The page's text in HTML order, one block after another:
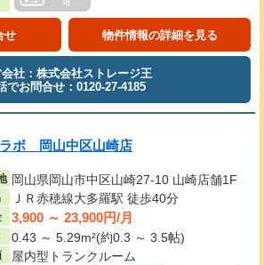
せ 物件情報の詳細を見る
社：株式会社ストレージ王
でお問合せ：0120-27-4185
ボ 岡山中区山崎店
岡山県岡山市中区山崎27-10 山崎店舗1F
ＪＲ赤穂線大多羅駅 徒歩40分
3,900 ～ 23,900円/月
0.43 ～ 5.29m²(約0.3 ～ 3.5帖)
屋内型トランクルーム